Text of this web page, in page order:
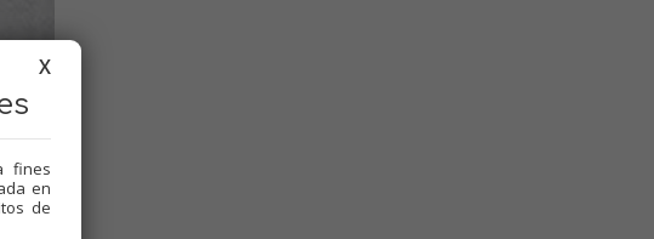
X
fines
en
de